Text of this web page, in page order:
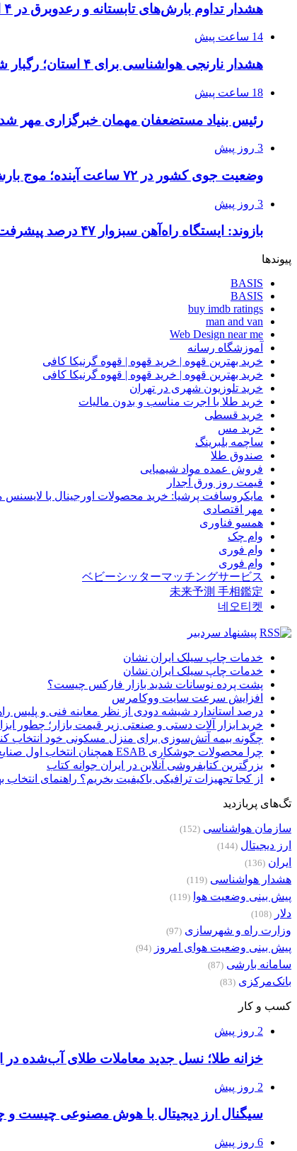
هشدار تداوم بارش‌های تابستانه و رعدوبرق در ۴ استان تا چهارشنبه
14 ساعت پیش
هشدار نارنجی هواشناسی برای ۴ استان؛ رگبار شدید و سقوط سنگ در راه است
18 ساعت پیش
رئیس بنیاد مستضعفان مهمان خبرگزاری مهر شد
3 روز پیش
وضعیت جوی کشور در ۷۲ ساعت آینده؛ موج بارش‌های تابستانه در راه ۱۱ استان
3 روز پیش
بازوند: ایستگاه راه‌آهن سبزوار ۴۷ درصد پیشرفت فیزیکی دارد
پیوندها
BASIS
BASIS
buy imdb ratings
man and van
Web Design near me
آموزشگاه رسانه
خرید بهترین قهوه | خرید قهوه | قهوه گرنیکا کافی
خرید بهترین قهوه | خرید قهوه | قهوه گرنیکا کافی
خرید تلوزیون شهری در تهران
خرید طلا با اجرت مناسب و بدون مالیات
خرید قسطی
خرید مس
ساچمه بلبرینگ
صندوق طلا
فروش عمده مواد شیمیایی
قیمت روز ورق آجدار
مایکروسافت پرشیا: خرید محصولات اورجینال با لایسنس
مهر اقتصادی
همسو فناوری
وام چک
وام فوری
وام فوری
ベビーシッターマッチングサービス
未来予測 手相鑑定
네오티켓
پیشنهاد سردبیر
خدمات چاپ سیلک ایران نشان
خدمات چاپ سیلک ایران نشان
پشت پرده نوسانات شدید بازار فارکس چیست؟
افزایش سرعت سایت ووکامرس
درصد استاندارد شیشه دودی از نظر معاینه فنی و پلیس
خرید ابزار آلات دستی و صنعتی زیر قیمت بازار؛ چطور
چگونه بیمه آتش‌سوزی برای منزل مسکونی خود انتخاب
چرا محصولات جوشکاری ESAB همچنان انتخاب اول صنایع بزرگ هستند؟
بزرگترین کتابفروشی آنلاین در ایران جوانه کتاب
از کجا تجهیزات ترافیکی باکیفیت بخریم؟ راهنمای انتخاب
تگ‌های پربازدید
سازمان هواشناسی (152)
ارز دیجیتال (144)
ایران (136)
هشدار هواشناسی (119)
پیش بینی وضعیت هوا (119)
دلار (108)
وزارت راه و شهرسازی (97)
پیش بینی وضعیت هوای امروز (94)
سامانه بارشی (87)
بانک‌مرکزی (83)
کسب و کار
2 روز پیش
خزانه طلا؛ نسل جدید معاملات طلای آب‌شده در
2 روز پیش
سیگنال ارز دیجیتال با هوش مصنوعی چیست و
6 روز پیش